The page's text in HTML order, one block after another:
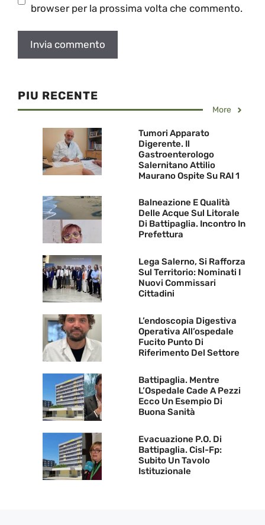
browser per la prossima volta che commento.
PIU RECENTE
More
Tumori Apparato
Digerente. Il
Gastroenterologo
Salernitano Attilio
Maurano Ospite Su RAI 1
Balneazione E Qualità
Delle Acque Sul Litorale
Di Battipaglia. Incontro In
Prefettura
Lega Salerno, Si Rafforza
Sul Territorio: Nominati I
Nuovi Commissari
Cittadini
L’endoscopia Digestiva
Operativa All’ospedale
Fucito Punto Di
Riferimento Del Settore
Battipaglia. Mentre
L’Ospedale Cade A Pezzi
Ecco Un Esempio Di
Buona Sanità
Evacuazione P.O. Di
Battipaglia. Cisl-Fp:
Subito Un Tavolo
Istituzionale